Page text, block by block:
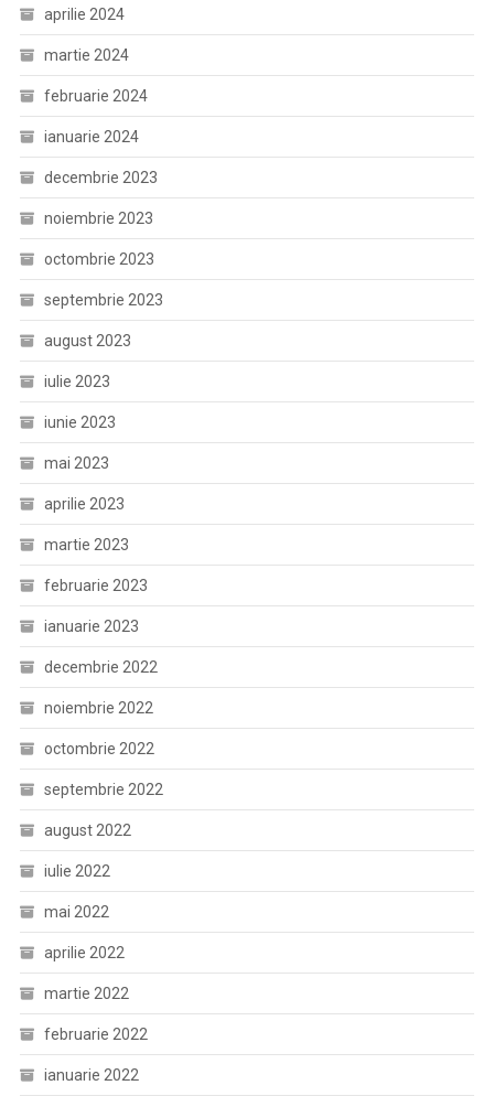
aprilie 2024
martie 2024
februarie 2024
ianuarie 2024
decembrie 2023
noiembrie 2023
octombrie 2023
septembrie 2023
august 2023
iulie 2023
iunie 2023
mai 2023
aprilie 2023
martie 2023
februarie 2023
ianuarie 2023
decembrie 2022
noiembrie 2022
octombrie 2022
septembrie 2022
august 2022
iulie 2022
mai 2022
aprilie 2022
martie 2022
februarie 2022
ianuarie 2022